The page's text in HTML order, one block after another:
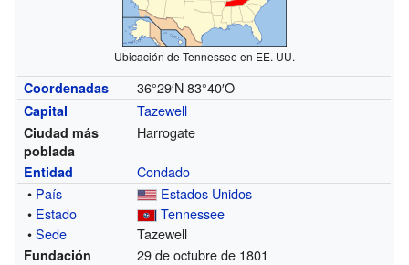
Ubicación de Tennessee en EE. UU.
Coordenadas 36°29′N 83°40′O
Capital Tazewell
Ciudad más
poblada
Harrogate
Entidad
Condado
• País
Estados Unidos
• Estado
Tennessee
•Sede Tazewell
Fundación 29 de octubre de 1801